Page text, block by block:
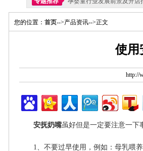
您的位置： 首页-->产品资讯-->正文
使用
http://
安抚奶嘴虽好但是一定要注意一下
1、不要过早使用，例如：母乳喂